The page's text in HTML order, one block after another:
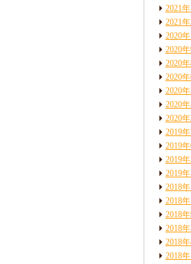
2021年
2021年
2020年
2020年
2020年
2020年
2020年
2020年
2020年
2019年
2019年
2019年
2019年
2018年
2018年
2018年
2018年
2018年
2018年